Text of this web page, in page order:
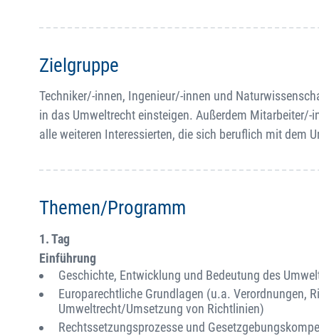
Zielgruppe
Techniker/-innen, Ingenieur/-innen und
in das Umweltrecht einsteigen. Außerdem
alle weiteren Interessierten, die sich beruflich mit dem
Themen/Programm
1. Tag
Einführung
Geschichte, Entwicklung und Bedeutung des
Europarechtliche Grundlagen (u.a. Verordnungen,
Umweltrecht/Umsetzung von Richtlinien)
Rechtssetzungsprozesse und